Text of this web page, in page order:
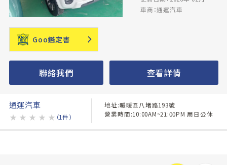
車商：通運汽車
Goo鑑定書
聯絡我們 查看詳情
通運汽車
★ ★ ★ ★ ★ （1件）
地址:暖暖區八堵路193號
營業時間:10:00AM~21:00PM 周日公休